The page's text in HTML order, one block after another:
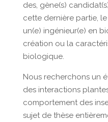
des, gène(s)
cette dernière partie,
un(e) ingénieur(e) en
création ou la
biologique.
Nous recherchons un
des interactions
comportement des
sujet de thèse